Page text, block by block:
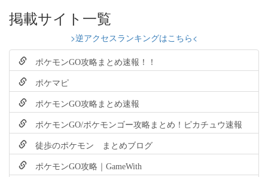
掲載サイト一覧
>逆アクセスランキングはこちら<
ポケモンGO攻略まとめ速報！！
ポケマピ
ポケモンGO攻略まとめ速報
ポケモンGO/ポケモンゴー攻略まとめ！ピカチュウ速報
徒歩のポケモン まとめブログ
ポケモンGO攻略｜GameWith